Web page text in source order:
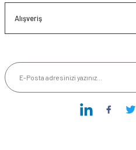
Alışveriş